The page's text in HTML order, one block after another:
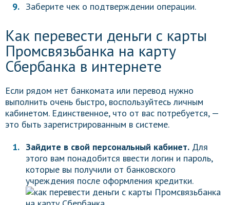
Заберите чек о подтверждении операции.
Как перевести деньги с карты
Промсвязьбанка на карту
Сбербанка в интернете
Если рядом нет банкомата или перевод нужно
выполнить очень быстро, воспользуйтесь личным
кабинетом. Единственное, что от вас потребуется, —
это быть зарегистрированным в системе.
Зайдите в свой персональный кабинет. Для
этого вам понадобится ввести логин и пароль,
которые вы получили от банковского
учреждения после оформления кредитки.